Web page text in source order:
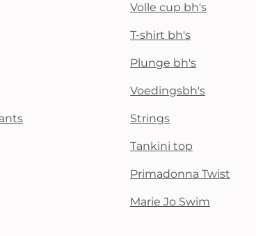
Volle cup bh's
T-shirt bh's
Plunge bh's
Voedingsbh's
Strings
Tankini top
Primadonna Twist
Marie Jo Swim